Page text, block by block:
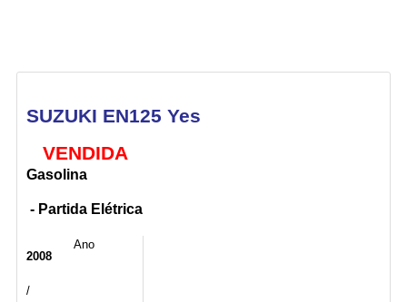
SUZUKI EN125 Yes
VENDIDA
Gasolina
- Partida Elétrica
Ano
2008
/